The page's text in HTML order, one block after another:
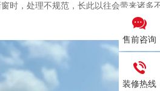
时，处理不规范，长此以往会带来诸
售前咨询
装修热线